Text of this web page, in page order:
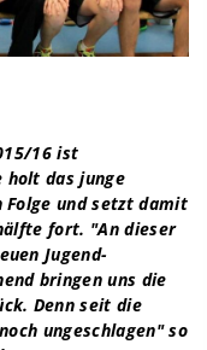
16 ist
holt das junge
Folge und setzt damit
fort. "An dieser
Jugend-
bringen uns die
Denn seit die
ungeschlagen" so